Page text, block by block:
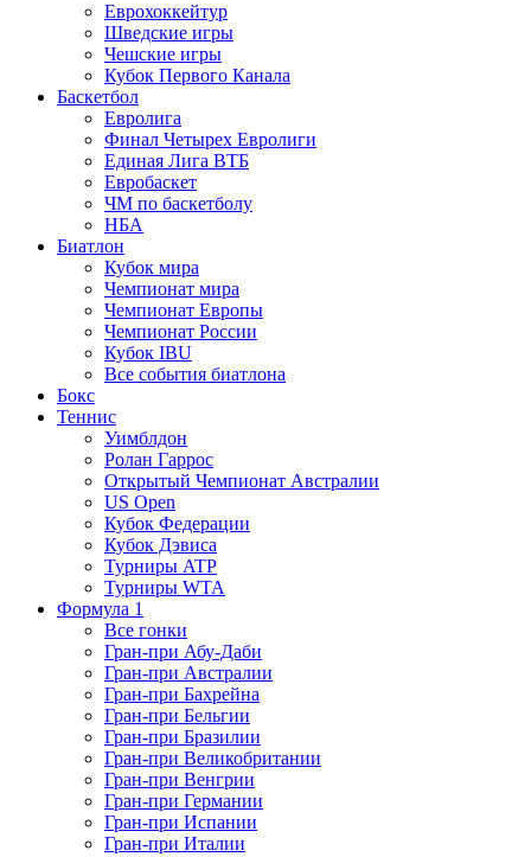
Еврохоккейтур
Шведские игры
Чешские игры
Кубок Первого Канала
Баскетбол
Евролига
Финал Четырех Евролиги
Единая Лига ВТБ
Евробаскет
ЧМ по баскетболу
НБА
Биатлон
Кубок мира
Чемпионат мира
Чемпионат Европы
Чемпионат России
Кубок IBU
Все события биатлона
Бокс
Теннис
Уимблдон
Ролан Гаррос
Открытый Чемпионат Австралии
US Open
Кубок Федерации
Кубок Дэвиса
Турниры ATP
Турниры WTA
Формула 1
Все гонки
Гран-при Абу-Даби
Гран-при Австралии
Гран-при Бахрейна
Гран-при Бельгии
Гран-при Бразилии
Гран-при Великобритании
Гран-при Венгрии
Гран-при Германии
Гран-при Испании
Гран-при Италии